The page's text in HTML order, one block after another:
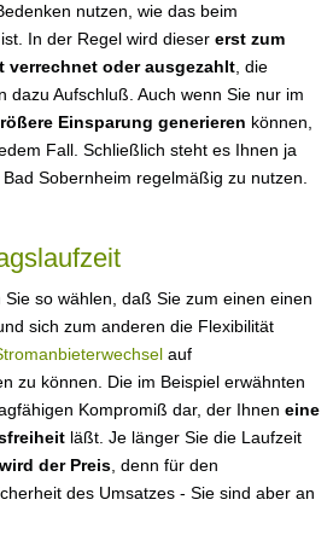
nutzen, wie das beim
In der Regel wird dieser erst zum
verrechnet oder ausgezahlt , die
dazu Aufschluß. Auch wenn Sie nur im
Einsparung generieren können,
Fall. Schließlich steht es Ihnen ja
Sobernheim regelmäßig zu nutzen.
so wählen, daß Sie zum einen einen
sich zum anderen die Flexibilität
auf
zu können. Die im Beispiel erwähnten
Kompromiß dar, der Ihnen eine
läßt. Je länger Sie die Laufzeit
der Preis , denn für den
des Umsatzes - Sie sind aber an